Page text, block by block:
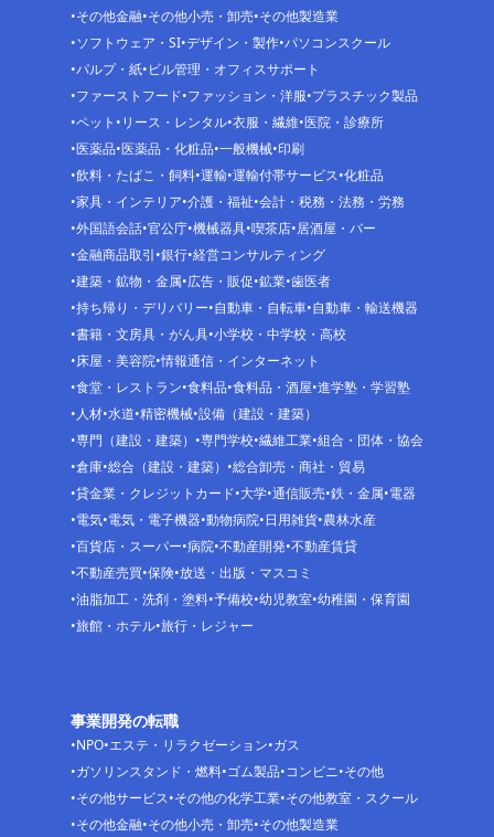
その他金融 その他小売・卸売 その他製造業
ソフトウェア・SI デザイン・製作 パソコンスクール
パルプ・紙 ビル管理・オフィスサポート
ファーストフード ファッション・洋服 プラスチック製品
ペット リース・レンタル 衣服・繊維 医院・診療所
医薬品 医薬品・化粧品 一般機械 印刷
飲料・たばこ・飼料 運輸 運輸付帯サービス 化粧品
家具・インテリア 介護・福祉 会計・税務・法務・労務
外国語会話 官公庁 機械器具 喫茶店 居酒屋・バー
金融商品取引 銀行 経営コンサルティング
建築・鉱物・金属 広告・販促 鉱業 歯医者
持ち帰り・デリバリー 自動車・自転車 自動車・輸送機器
書籍・文房具・がん具 小学校・中学校・高校
床屋・美容院 情報通信・インターネット
食堂・レストラン 食料品 食料品・酒屋 進学塾・学習塾
人材 水道 精密機械 設備（建設・建築）
専門（建設・建築）
専門学校 繊維工業 組合・団体・協会
倉庫 総合（建設・建築）
総合卸売・商社・貿易
貸金業・クレジットカード 大学 通信販売 鉄・金属 電器
電気 電気・電子機器 動物病院 日用雑貨 農林水産
百貨店・スーパー 病院 不動産開発 不動産賃貸
不動産売買 保険 放送・出版・マスコミ
油脂加工・洗剤・塗料 予備校 幼児教室 幼稚園・保育園
旅館・ホテル 旅行・レジャー
事業開発の転職
NPO エステ・リラクゼーション ガス
ガソリンスタンド・燃料 ゴム製品 コンビニ その他
その他サービス その他の化学工業 その他教室・スクール
その他金融 その他小売・卸売 その他製造業